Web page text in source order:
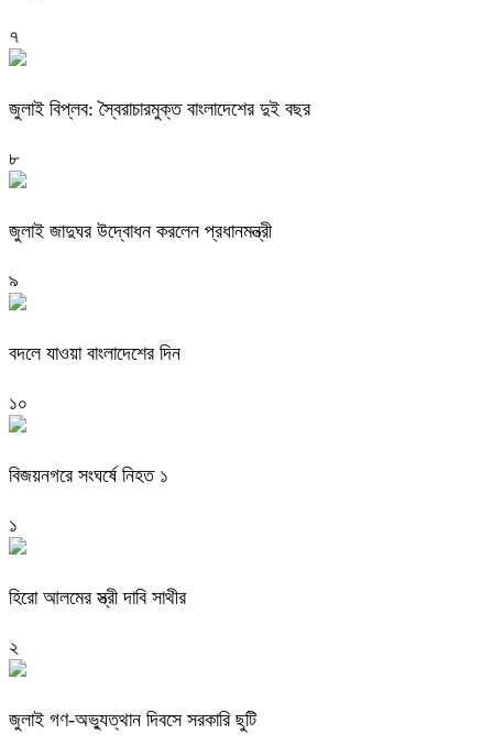
৭
জুলাই বিপ্লব: স্বৈরাচারমুক্ত বাংলাদেশের দুই বছর
৮
জুলাই জাদুঘর উদ্বোধন করলেন প্রধানমন্ত্রী
৯
বদলে যাওয়া বাংলাদেশের দিন
১০
বিজয়নগরে সংঘর্ষে নিহত ১
১
হিরো আলমের স্ত্রী দাবি সাথীর
২
জুলাই গণ-অভ্যুত্থান দিবসে সরকারি ছুটি